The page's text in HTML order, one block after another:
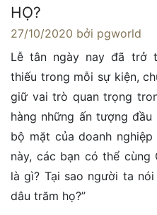
HỌ?
27/10/2020 bởi pgworld
Lễ tân ngày nay đã trở
thiếu trong mỗi sự kiện,
giữ vai trò quan trọng
hàng những ấn tượng
bộ mặt của doanh
này, các bạn có thể cùng
là gì? Tại sao người ta
dâu trăm họ?”